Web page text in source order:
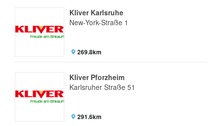
Kliver Karlsruhe
New-York-Straße 1
269.8km
Kliver Pforzheim
Karlsruher Straße 51
291.6km